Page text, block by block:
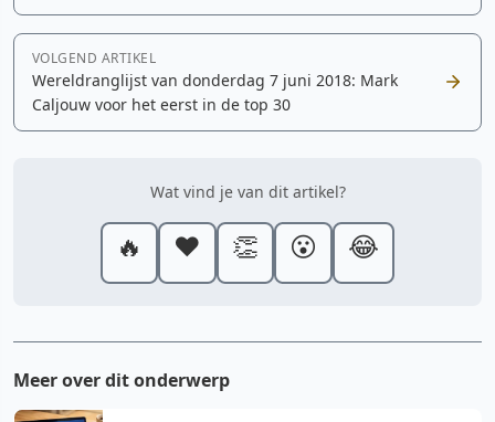
VOLGEND ARTIKEL
Wereldranglijst van donderdag 7 juni 2018: Mark
Caljouw voor het eerst in de top 30
Wat vind je van dit artikel?
🔥 ❤️ 👏 😮 😂
Meer over dit onderwerp